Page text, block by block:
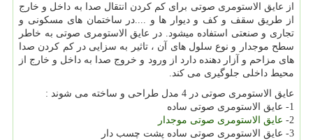
از عایق الاستومری صوتی برای کم کردن انتقال صدا به داخل و خارج
از طریق سقف و کف و دیوار ها و ....در ساختمان های مسکونی و
تجاری و صنعتی استفاده میشود. در عایق الاستومری صوتی به خاطر
سطح موجدار و نوع سلول های آن ، تاثیر به سزایی در کم کردن صدا
های مزاحم و آزار دهنده دارد از ورود و خروج صدا به داخل و خارج از
محیط داخلی جلوگیری می کند.
عایق الاستومری صوتی در 4 مدل طراحی و ساخته می شوند :
1- عایق الاستومری صوتی ساده
2-
عایق الاستومری صوتی موجدار
3- عایق الاستومری صوتی ساده پشت چسب دار